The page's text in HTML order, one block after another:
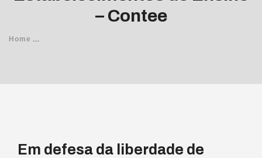
– Contee
Home Posts Tagged
Em defesa da liberdade de